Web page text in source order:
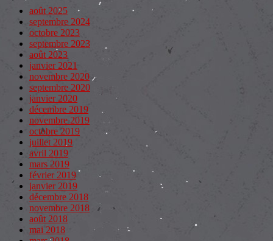
août 2025
septembre 2024
octobre 2023
septembre 2023
août 2023
janvier 2021
novembre 2020
septembre 2020
janvier 2020
décembre 2019
novembre 2019
octobre 2019
juillet 2019
avril 2019
mars 2019
février 2019
janvier 2019
décembre 2018
novembre 2018
août 2018
mai 2018